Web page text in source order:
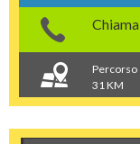
Chiama
Percorso
31 KM